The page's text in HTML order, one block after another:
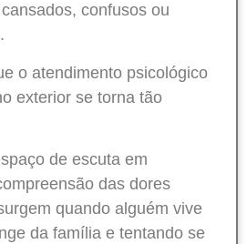
confusos ou
o atendimento psicológico
exterior se torna tão
de escuta em
das dores
quando alguém vive
da família e tentando se